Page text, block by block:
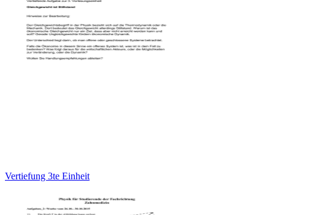
Vertiefung 3te Einheit